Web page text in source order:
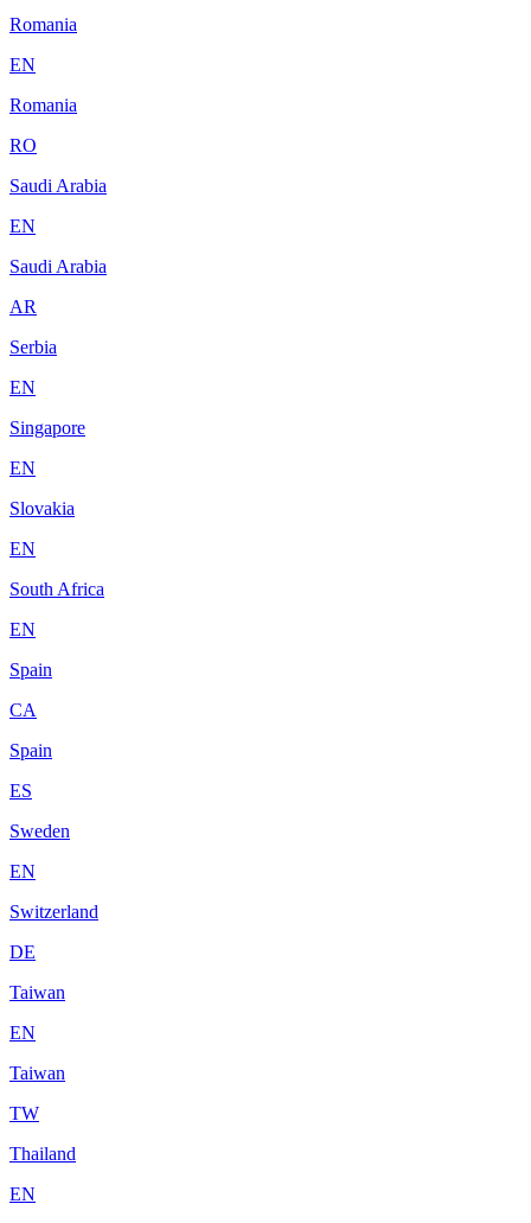
Romania
EN
Romania
RO
Saudi Arabia
EN
Saudi Arabia
AR
Serbia
EN
Singapore
EN
Slovakia
EN
South Africa
EN
Spain
CA
Spain
ES
Sweden
EN
Switzerland
DE
Taiwan
EN
Taiwan
TW
Thailand
EN